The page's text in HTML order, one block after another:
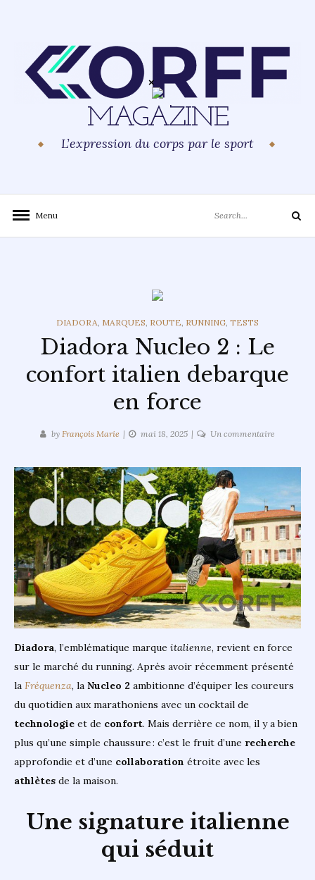
MAGAZINE
L’expression du corps par le sport
Menu
for:
Search
CATEGORIES
DIADORA MARQUES ROUTE RUNNING TESTS
Diadora Nucleo 2 : Le
confort italien debarque
en force
by François Marie mai 18, 2025 Un commentaire
Le
confort
italien
debarque
en
force
Diadora, l’emblématique marque italienne, revient en force
sur le marché du running. Après avoir récemment présenté
la Fréquenza, la Nucleo 2 ambitionne d’équiper les coureurs
du quotidien aux marathoniens avec un cocktail de
technologie et de confort. Mais derrière ce nom, il y a bien
plus qu’une simple chaussure : c’est le fruit d’une recherche
approfondie et d’une collaboration étroite avec les
athlètes de la maison.
Une signature italienne
qui séduit